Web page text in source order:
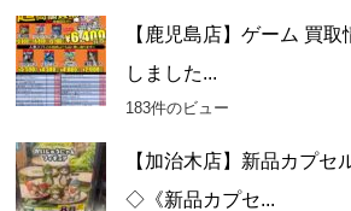
【鹿児島店】ゲーム 買
しました...
183件のビュー
【加治木店】新品カプセ
◇《新品カプセ...